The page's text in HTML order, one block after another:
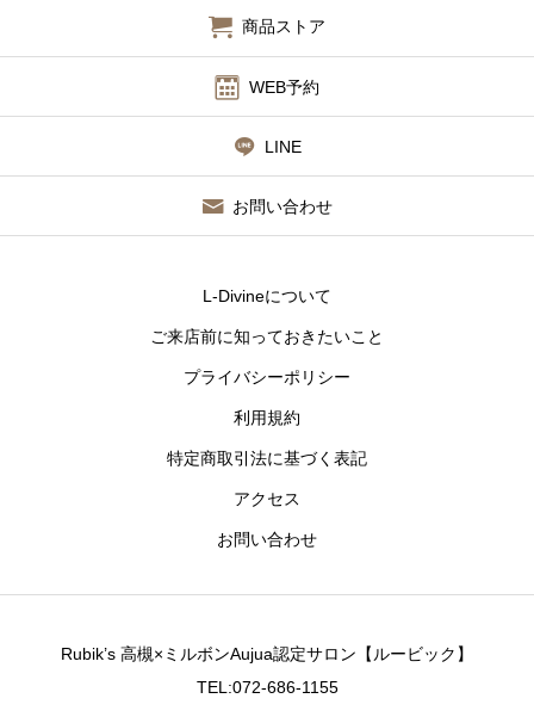
商品ストア
WEB予約
LINE
お問い合わせ
L-Divineについて
ご来店前に知っておきたいこと
プライバシーポリシー
利用規約
特定商取引法に基づく表記
アクセス
お問い合わせ
Rubik’s 高槻×ミルボンAujua認定サロン【ルービック】
TEL:072-686-1155